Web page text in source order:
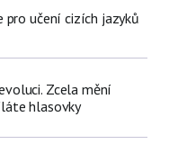
pro učení cizích jazyků
Zcela mění
hlasovky